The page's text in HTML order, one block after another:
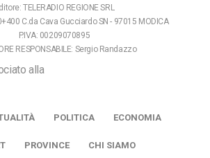
TELERADIO REGIONE SRL
C.da Cava Gucciardo SN - 97015 MODICA
P.IVA: 00209070895
RESPONSABILE: Sergio Randazzo
alla
POLITICA ECONOMIA
PROVINCE CHI SIAMO